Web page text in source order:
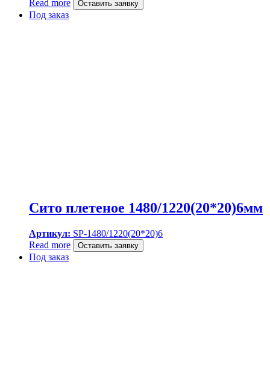
Read more Оставить заявку
Под заказ
Сито плетеное 1480/1220(20*20)6мм
Артикул: SP-1480/1220(20*20)6
Read more
Оставить заявку
Под заказ